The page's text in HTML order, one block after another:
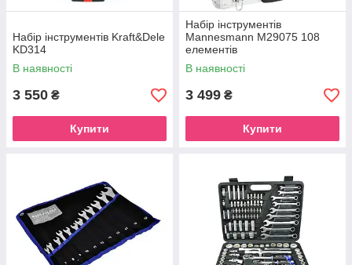
Набір інструментів Kraft&Dele
KD314
В наявності
3 550 ₴
Купити
Набір інструментів
Mannesmann M29075 108
елементів
В наявності
3 499 ₴
Купити